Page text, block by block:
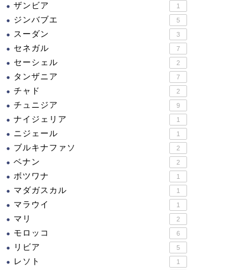
ザンビア 1
ジンバブエ 5
スーダン 3
セネガル 7
セーシェル 2
タンザニア 7
チャド 2
チュニジア 9
ナイジェリア 1
ニジェール 1
ブルキナファソ 2
ベナン 2
ボツワナ 1
マダガスカル 1
マラウイ 1
マリ 2
モロッコ 6
リビア 5
レソト 1